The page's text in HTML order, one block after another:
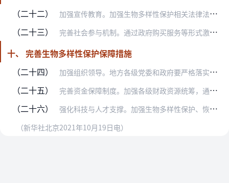
（二十二）
加强宣传教育。加强生物多样性保护相关法律法规、科学知识、典型案例、重大项目成果等宣传普及，推动新闻媒体和网络平台积极开展生物多样性保护公益宣传，推动生物多样性博…
（二十三） 完善社会参与机制。通过政府购买服务等形式激励企事业单位、社会组织开展生物多样性保护宣传教育、咨询服务和法律援助等活动。完善违法活动举报机制，畅通举报渠道，鼓励公…
十、 完善生物多样性保护保障措施
（二十四）
加强组织领导。地方各级党委和政府要严格落实生态环境保护党政同责、一岗双责，进一步加强相关组织建设、队伍建设和制度建设，切实担负起生物多样性保护责任，推进环境污染…
（二十五） 完善资金保障制度。加强各级财政资源统筹，通过现有资金渠道继续支持生物多样性保护。研究建立市场化、社会化投融资机制，多渠道、多领域筹集保护资金。
（二十六）
强化科技与人才支撑。加强生物多样性保护、恢复领域基础科学和应用技术研究，推动科技成果转化应用。发挥科研院所专业教育优势，加强生物多样性人才培养和学术交流。完善人…
（新华社北京2021年10月19日电）